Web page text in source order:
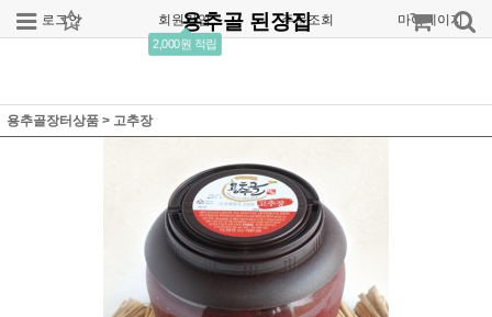
로그인 회원가입
2,000원 적립
주문조회 마이페이지
용추골 된장집
용추골장터상품 > 고추장